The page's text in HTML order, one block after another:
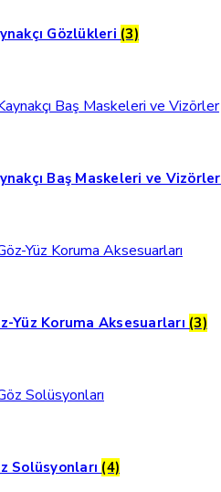
Gözlükleri (3)
Baş Maskeleri ve Vizörler
Yüz Koruma Aksesuarları (3)
Solüsyonları (4)